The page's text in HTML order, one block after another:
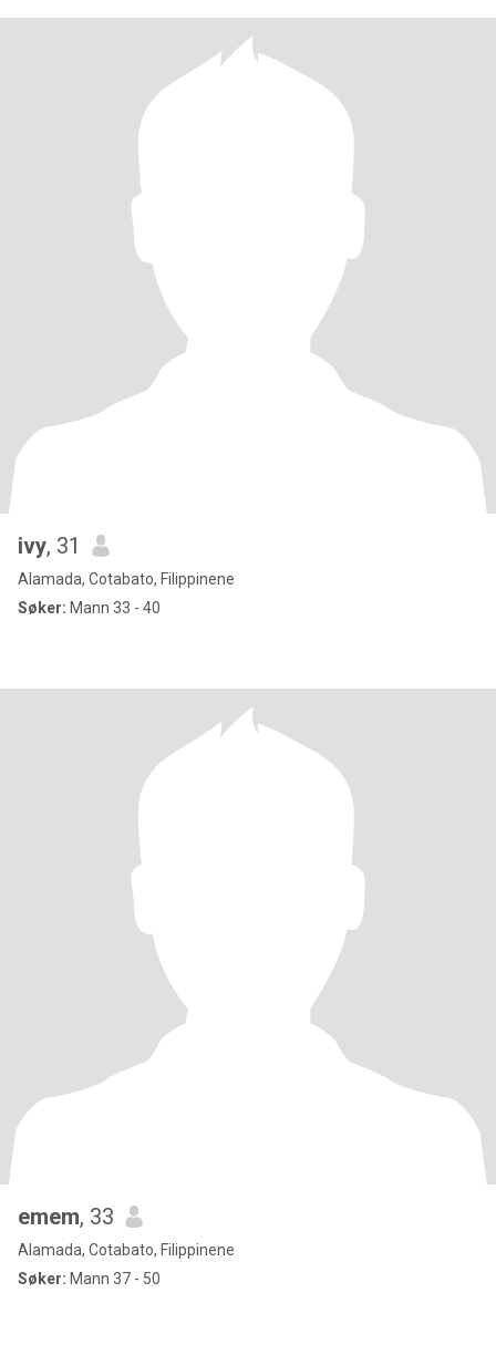
ivy, 31
Alamada, Cotabato, Filippinene
Søker: Mann 33 - 40
emem, 33
Alamada, Cotabato, Filippinene
Søker: Mann 37 - 50